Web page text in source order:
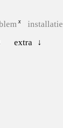
installatie
extra